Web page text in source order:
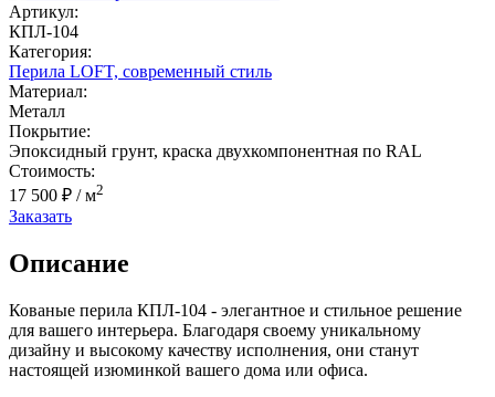
Артикул:
КПЛ-104
Категория:
Перила LOFT, современный стиль
Материал:
Металл
Покрытие:
Эпоксидный грунт, краска двухкомпонентная по RAL
Стоимость:
17 500 ₽ / м2
Заказать
Описание
Кованые перила КПЛ-104 - элегантное и стильное решение
для вашего интерьера. Благодаря своему уникальному
дизайну и высокому качеству исполнения, они станут
настоящей изюминкой вашего дома или офиса.